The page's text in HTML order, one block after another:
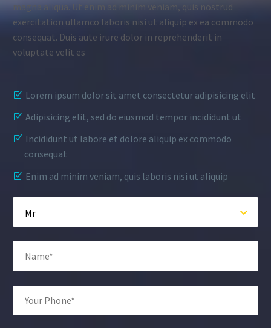
magna aliqua. Ut enim ad minim veniam, quis nostrud
exercitation ullamco laboris nisi ut aliquip ex ea commodo
consequat. Duis aute irure dolor in reprehenderit in
voluptate velit es
Lorem ipsum dolor sit amet consectetur adipisicing elit
Adipisicing elit, sed do eiusmod tempor incididunt ut
Incididunt ut labore et dolore aliquip ex commodo
consequat
Enim ad minim veniam, quis laboris nisi ut aliquip
Mr